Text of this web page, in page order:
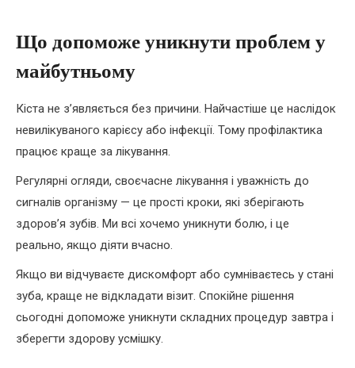
Що допоможе уникнути проблем у
майбутньому
Кіста не з’являється без причини. Найчастіше це наслідок
невилікуваного карієсу або інфекції. Тому профілактика
працює краще за лікування.
Регулярні огляди, своєчасне лікування і уважність до
сигналів організму — це прості кроки, які зберігають
здоров’я зубів. Ми всі хочемо уникнути болю, і це
реально, якщо діяти вчасно.
Якщо ви відчуваєте дискомфорт або сумніваєтесь у стані
зуба, краще не відкладати візит. Спокійне рішення
сьогодні допоможе уникнути складних процедур завтра і
зберегти здорову усмішку.